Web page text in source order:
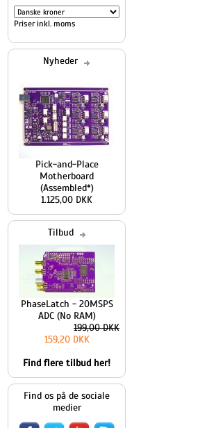
Priser inkl. moms
Nyheder
Pick-and-Place
Motherboard
(Assembled*)
1.125,00 DKK
Tilbud
PhaseLatch - 20MSPS
ADC (No RAM)
199,00 DKK
159,20 DKK
Find flere tilbud her!
Find os på de sociale
medier